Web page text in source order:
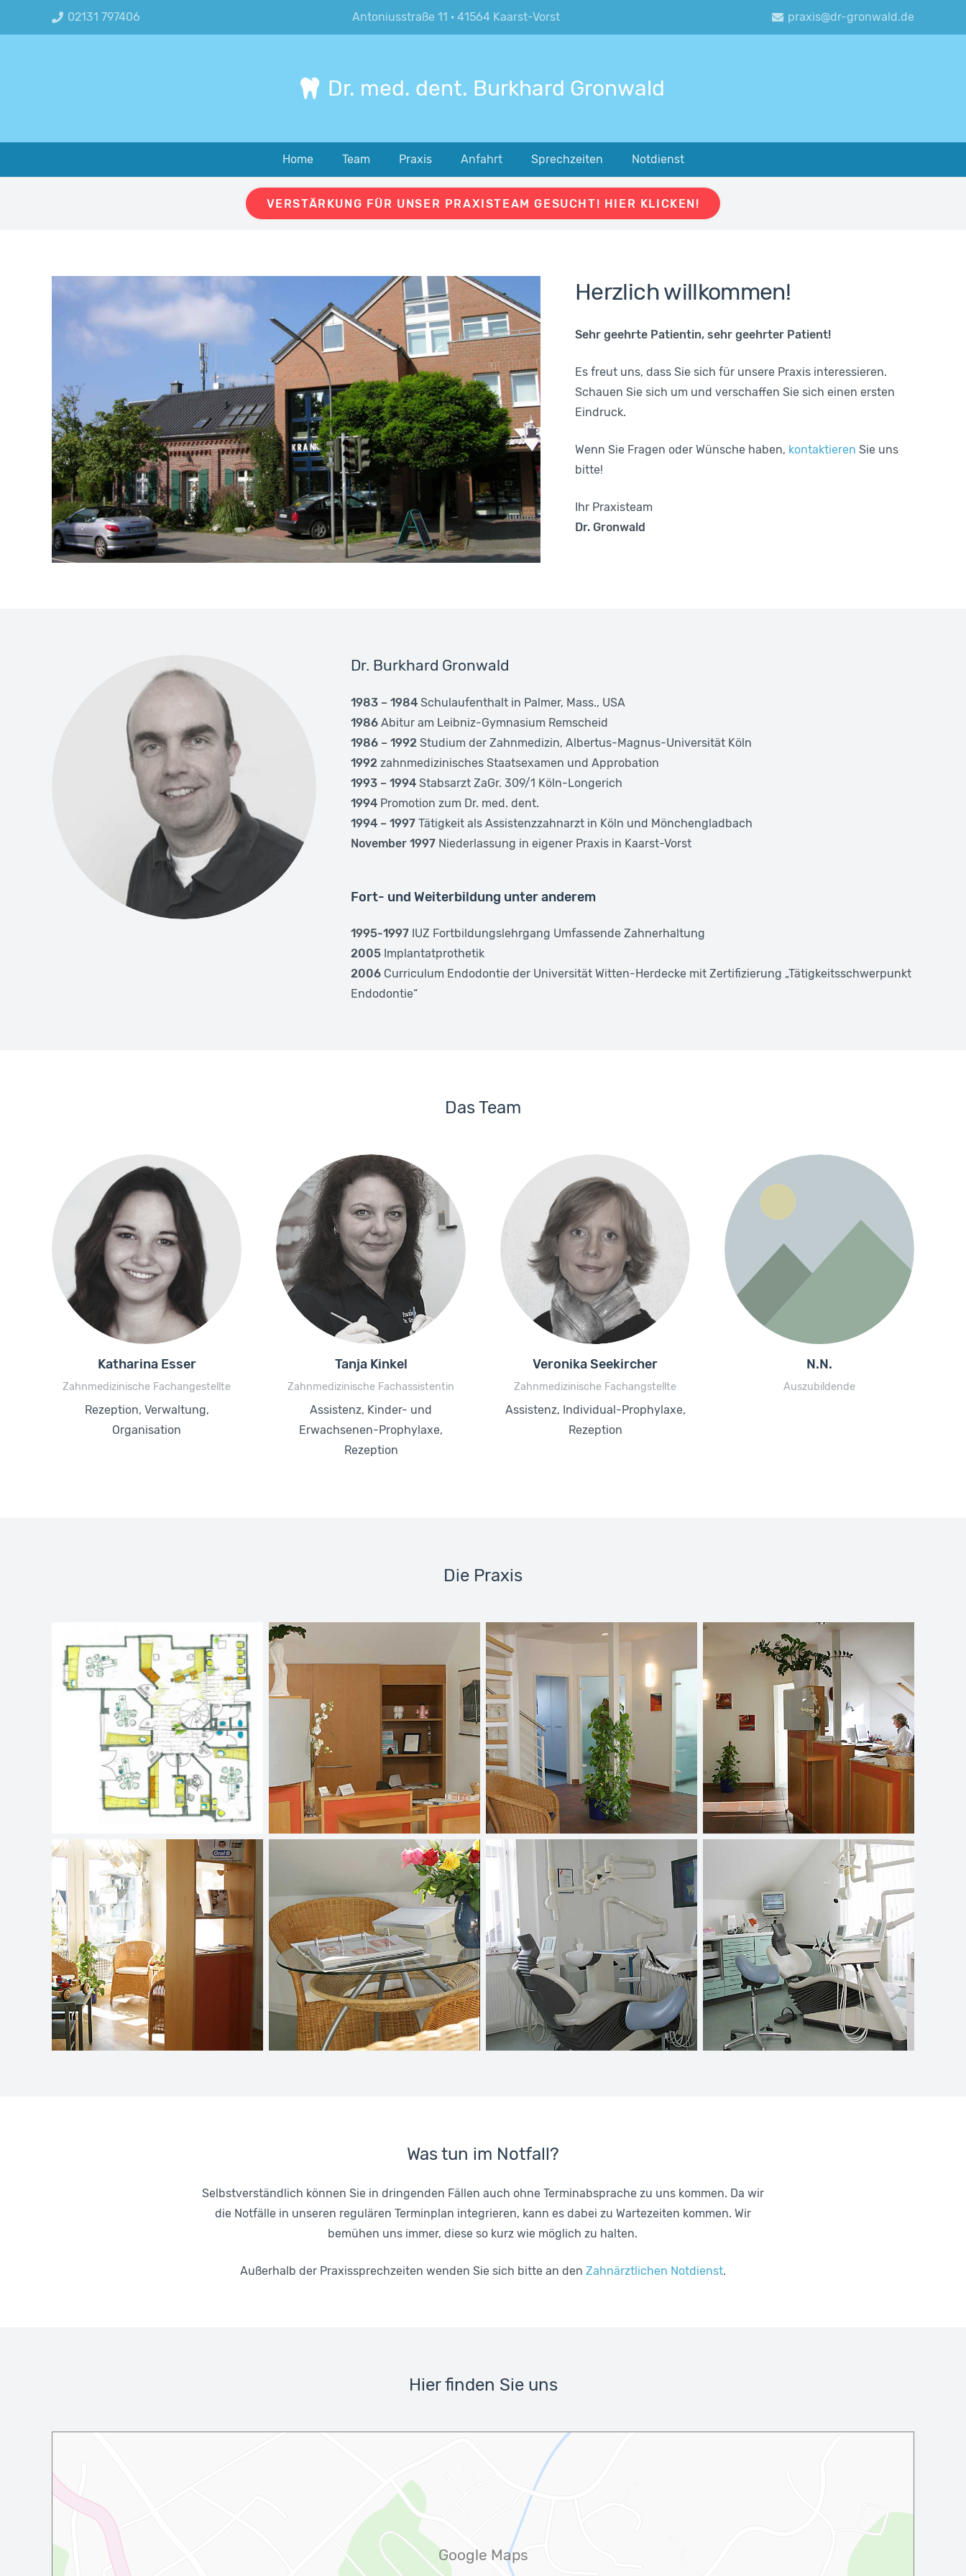
02131 797406 Antoniusstraße 11 · 41564 Kaarst-Vorst praxis@dr-gronwald.de
Dr. med. dent. Burkhard Gronwald
Home Team Praxis Anfahrt Sprechzeiten Notdienst
VERSTÄRKUNG FÜR UNSER PRAXISTEAM GESUCHT! HIER KLICKEN!
Herzlich willkommen!
Sehr geehrte Patientin, sehr geehrter Patient!
Es freut uns, dass Sie sich für unsere Praxis interessieren.
Schauen Sie sich um und verschaffen Sie sich einen ersten
Eindruck.
Wenn Sie Fragen oder Wünsche haben, kontaktieren Sie uns
bitte!
Ihr Praxisteam
Dr. Gronwald
Dr. Burkhard Gronwald
1983 – 1984Schulaufenthalt in Palmer, Mass., USA
1986Abitur am Leibniz-Gymnasium Remscheid
1986 – 1992Studium der Zahnmedizin, Albertus-Magnus-Universität Köln
1992zahnmedizinisches Staatsexamen und Approbation
1993 – 1994Stabsarzt ZaGr. 309/1 Köln-Longerich
1994Promotion zum Dr. med. dent.
1994 – 1997Tätigkeit als Assistenzzahnarzt in Köln und Mönchengladbach
November 1997Niederlassung in eigener Praxis in Kaarst-Vorst
Fort- und Weiterbildung unter anderem
1995-1997IUZ Fortbildungslehrgang Umfassende Zahnerhaltung
2005Implantatprothetik
2006Curriculum Endodontie der Universität Witten-Herdecke mit Zertifizierung „Tätigkeitsschwerpunkt
Endodontie“
Das Team
Katharina Esser
Zahnmedizinische Fachangestellte
Rezeption, Verwaltung,
Organisation
Tanja Kinkel
Zahnmedizinische Fachassistentin
Assistenz, Kinder- und
Erwachsenen-Prophylaxe,
Rezeption
Veronika Seekircher
Zahnmedizinische Fachangstellte
Assistenz, Individual-Prophylaxe,
Rezeption
N.N.
Auszubildende
Die Praxis
Was tun im Notfall?
Selbstverständlich können Sie in dringenden Fällen auch ohne Terminabsprache zu uns kommen. Da wir
die Notfälle in unseren regulären Terminplan integrieren, kann es dabei zu Wartezeiten kommen. Wir
bemühen uns immer, diese so kurz wie möglich zu halten.
Außerhalb der Praxissprechzeiten wenden Sie sich bitte an den Zahnärztlichen Notdienst.
Hier finden Sie uns
Google Maps